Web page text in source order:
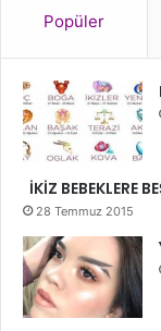
Popüler
İKİZ BEBEKLERE
28 Temmuz 2015